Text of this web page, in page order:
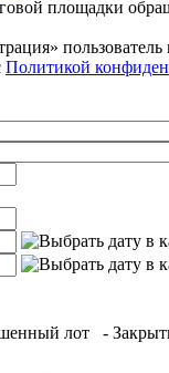
площадки
Политикой
лот -